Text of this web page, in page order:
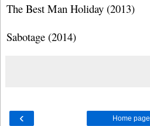
The Best Man Holiday (2013)
Sabotage (2014)
‹ Home page